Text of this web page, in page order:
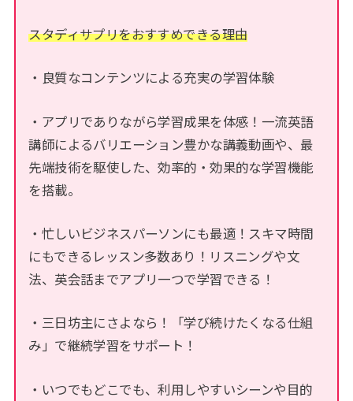
スタディサプリをおすすめできる理由
・良質なコンテンツによる充実の学習体験
・アプリでありながら学習成果を体感！一流英語
講師によるバリエーション豊かな講義動画や、最
先端技術を駆使した、効率的・効果的な学習機能
を搭載。
・忙しいビジネスパーソンにも最適！スキマ時間
にもできるレッスン多数あり！リスニングや文
法、英会話までアプリ一つで学習できる！
・三日坊主にさよなら！「学び続けたくなる仕組
み」で継続学習をサポート！
・いつでもどこでも、利用しやすいシーンや目的